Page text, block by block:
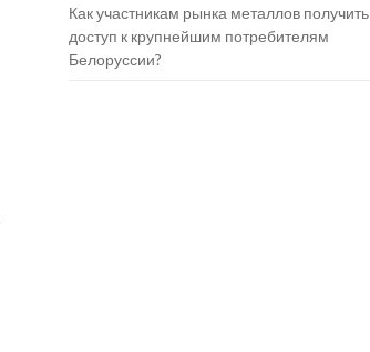
Как участникам рынка металлов получить
доступ к крупнейшим потребителям
Белоруссии?